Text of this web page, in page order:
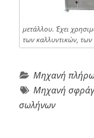
μετάλλου. Έχει
των καλλυντικών,
Μηχανή
Μηχανή
σωλήνων